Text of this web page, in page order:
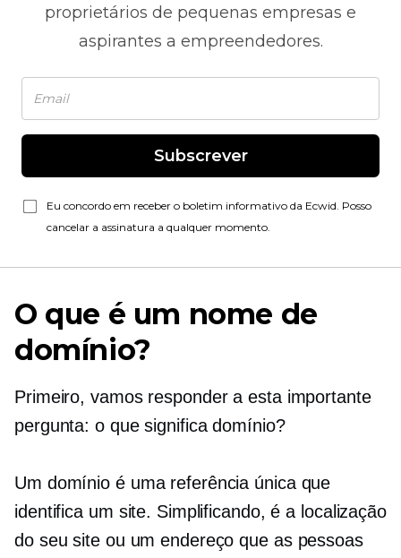
proprietários de pequenas empresas e
aspirantes a empreendedores.
Subscrever
Eu concordo em receber o boletim informativo da Ecwid. Posso
cancelar a assinatura a qualquer momento.
O que é um nome de
domínio?
Primeiro, vamos responder a esta importante
pergunta: o que significa domínio?
Um domínio é uma referência única que
identifica um site. Simplificando, é a localização
do seu site ou um endereço que as pessoas